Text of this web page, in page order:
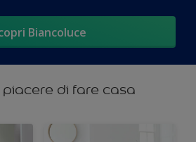
Biancoluce
piacere di fare casa